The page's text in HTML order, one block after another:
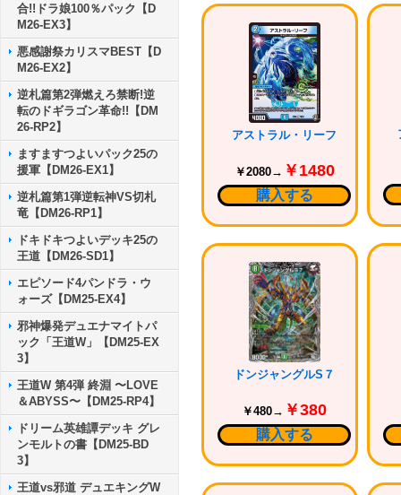
合!!ドラ娘100％パック【D
M26-EX3】
悪感謝祭カリスマBEST【D
M26-EX2】
逆札篇第2弾燃えろ禁断!逆
転のドギラゴン革命!!【DM
26-RP2】
ますますつよいパック25の
援軍【DM26-EX1】
逆札篇第1弾逆転神VS切札
竜【DM26-RP1】
ドキドキつよいデッキ25の
王道【DM26-SD1】
エピソード4パンドラ・ウ
ォーズ【DM25-EX4】
邪神爆発デュエナマイトパ
ック「王道W」【DM25-EX
3】
王道W 第4弾 終淵 〜LOVE
＆ABYSS〜【DM25-RP4】
ドリーム英雄譚デッキ グレ
ンモルトの書【DM25-BD
3】
王道vs邪道 デュエキングW
アストラル・リーフ
￥2080→ ￥1480
購入する
ドンジャングルS７
￥480→ ￥380
購入する